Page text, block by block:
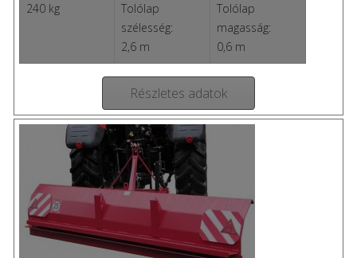
240 kg
Tolólap
szélesség:
2,6 m
Tolólap
magasság:
0,6 m
Részletes adatok